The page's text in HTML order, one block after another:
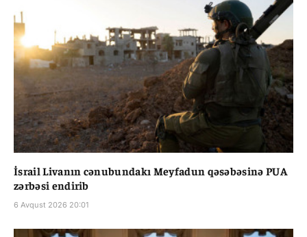
İsrail Livanın cənubundakı Meyfadun qəsəbəsinə PUA
zərbəsi endirib
6 Avqust 2026 20:01